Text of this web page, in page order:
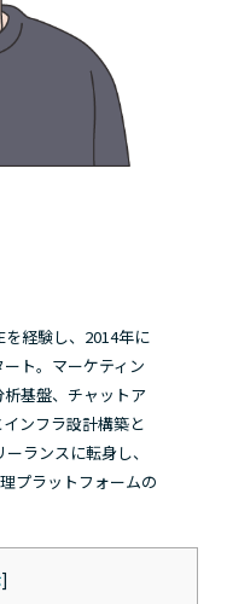
を経験し、2014年に
ト。マーケティン
基盤、チャットア
ンフラ設計構築と
ランスに転身し、
プラットフォームの
]